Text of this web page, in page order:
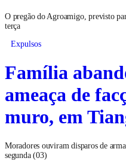
O pregão do Agroamigo, previsto
terça
Expulsos
Família
ameaça de
muro, em
Moradores ouviram disparos de
segunda (03)